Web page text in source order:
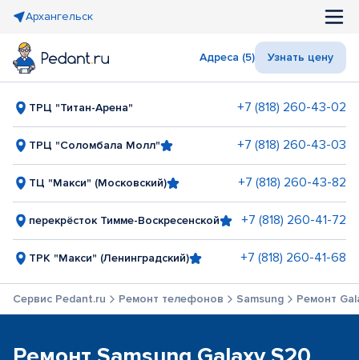
Архангельск
Адреса (5) Узнать цену
ТРЦ "Титан-Арена" +7 (818) 260-43-02
ТРЦ "Соломбала Молл" +7 (818) 260-43-03
ТЦ "Макси" (Московский) +7 (818) 260-43-82
перекрёсток Тимме-Воскресенской +7 (818) 260-41-72
ТРК "Макси" (Ленинградский) +7 (818) 260-41-68
Сервис Pedant.ru Ремонт телефонов Samsung Ремонт